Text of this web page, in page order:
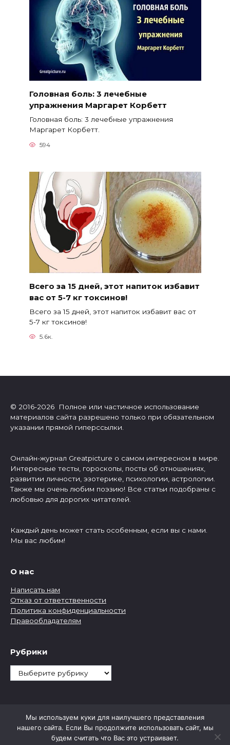
Головная боль: 3 лечебные
упражнения Маргарет Корбетт
Головная боль: 3 лечебные упражнения
Маргарет Корбетт.
594
Всего за 15 дней, этот напиток избавит
вас от 5-7 кг токсинов!
Всего за 15 дней, этот напиток избавит вас от
5-7 кг токсинов!
5.6к.
© 2016-2026 Полное или частичное использование
материалов сайта разрешено только при обязательном
указании прямой гиперссылки.
Онлайн-журнал Greatpicture о самом интересном в мире.
Интересные тесты, гороскопы, посты об отношениях,
развитии личности, эзотерике, психологии, астрологии.
Также мы очень любим поэзию! Все статьи подобраны с
любовью для дорогих читателей.
Каждый день может стать особенным, если вы с нами.
Мы вас любим!
О нас
Написать нам
Отказ от ответственности
Политика конфиденциальности
Правообладателям
Рубрики
Рубрики
Мы используем куки для наилучшего представления
нашего сайта. Если Вы продолжите использовать сайт, мы
будем считать что Вас это устраивает.